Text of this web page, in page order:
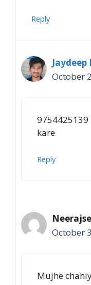
Reply
October
kare
Reply
October
Mujhe